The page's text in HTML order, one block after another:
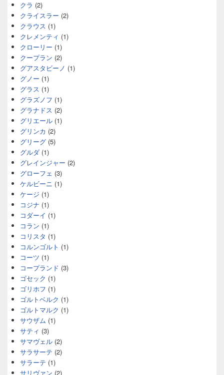
クラ (2)
クライスラー (2)
クラウス (1)
クレメンティ (1)
クローリー (1)
クープラン (2)
グアスタビーノ (1)
グノー (1)
グラス (1)
グラズノフ (1)
グラナドス (2)
グリエール (1)
グリンカ (2)
グリーグ (5)
グルダ (1)
グレインジャー (2)
グローフェ (3)
ケルビーニ (1)
ケージ (1)
コジナ (1)
コダーイ (1)
コラン (1)
コリスタ (1)
コルンゴルト (1)
コーツ (1)
コープランド (3)
ゴセック (1)
ゴリホフ (1)
ゴルトベルク (1)
ゴルトマルク (1)
サウザム (1)
サティ (3)
サマヴェル (2)
サラサーテ (2)
サラーテ (1)
サリヴァン (2)